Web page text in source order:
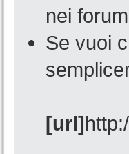
nei
Se vuoi
[url]